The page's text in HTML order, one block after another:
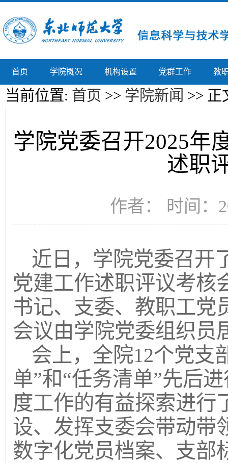
首页 学院概况 机构设置 党群工作 教
当前位置: 首页 >> 学院新闻 >> 正
学院党委召开2025年
述职
作者： 时间：
近日，学院党委召开
党建工作述职评议考核
书记、支委、教职工党
会议由学院党委组织员
会上，全院12个党支
单”和“任务清单”先后
度工作的有益探索进行
设、发挥支委会带动带
数字化党员档案、支部